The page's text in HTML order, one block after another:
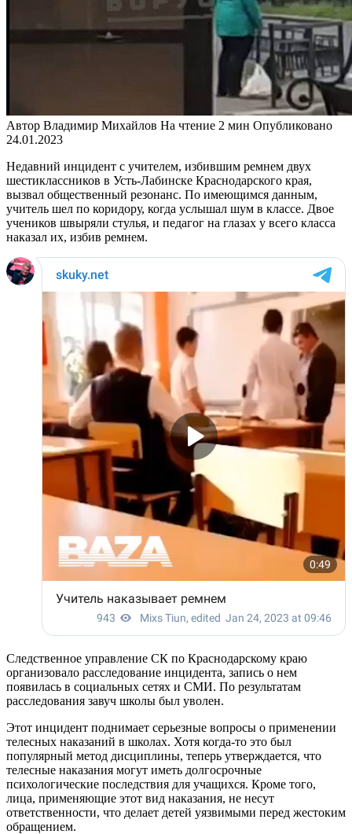
Автор Владимир Михайлов На чтение 2 мин Опубликовано
24.01.2023
Недавний инцидент с учителем, избившим ремнем двух
шестиклассников в Усть-Лабинске Краснодарского края,
вызвал общественный резонанс. По имеющимся данным,
учитель шел по коридору, когда услышал шум в классе. Двое
учеников швыряли стулья, и педагог на глазах у всего класса
наказал их, избив ремнем.
Следственное управление СК по Краснодарскому краю
организовало расследование инцидента, запись о нем
появилась в социальных сетях и СМИ. По результатам
расследования завуч школы был уволен.
Этот инцидент поднимает серьезные вопросы о применении
телесных наказаний в школах. Хотя когда-то это был
популярный метод дисциплины, теперь утверждается, что
телесные наказания могут иметь долгосрочные
психологические последствия для учащихся. Кроме того,
лица, применяющие этот вид наказания, не несут
ответственности, что делает детей уязвимыми перед жестоким
обращением.